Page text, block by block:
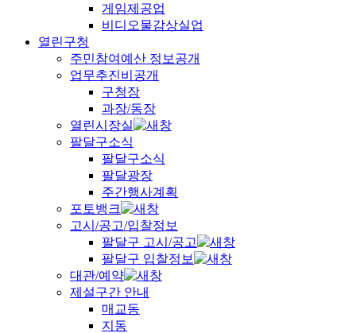
게임제공업
비디오물감상실업
열린구청
주민참여예산 정보공개
업무추진비공개
구청장
과장/동장
열린시장실
팔달구소식
팔달구소식
팔달광장
주간행사계획
포토뱅크
고시/공고/입찰정보
팔달구 고시/공고
팔달구 입찰정보
대관/예약
제설구간 안내
매교동
지동